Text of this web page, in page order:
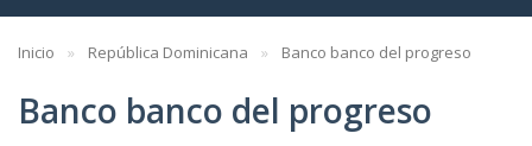
Inicio República Dominicana Banco banco del progreso
Banco banco del progreso